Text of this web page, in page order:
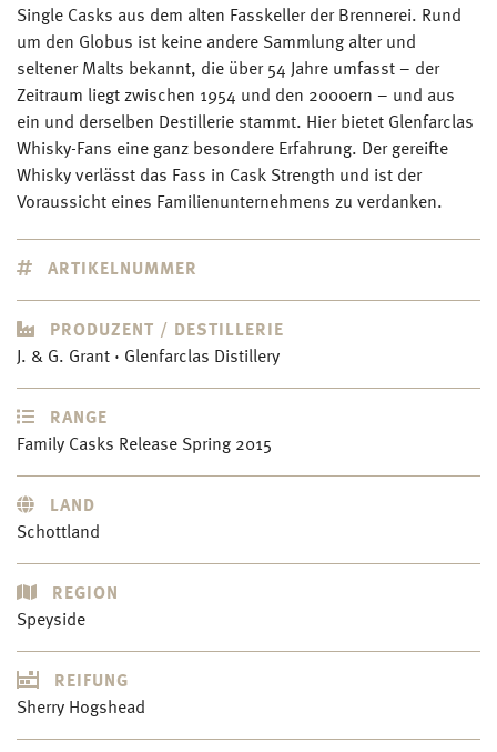
Single Casks aus dem alten Fasskeller der Brennerei. Rund
um den Globus ist keine andere Sammlung alter und
seltener Malts bekannt, die über 54 Jahre umfasst – der
Zeitraum liegt zwischen 1954 und den 2000ern – und aus
ein und derselben Destillerie stammt. Hier bietet Glenfarclas
Whisky-Fans eine ganz besondere Erfahrung. Der gereifte
Whisky verlässt das Fass in Cask Strength und ist der
Voraussicht eines Familienunternehmens zu verdanken.
ARTIKELNUMMER
PRODUZENT / DESTILLERIE
J. & G. Grant · Glenfarclas Distillery
RANGE
Family Casks Release Spring 2015
LAND
Schottland
REGION
Speyside
REIFUNG
Sherry Hogshead